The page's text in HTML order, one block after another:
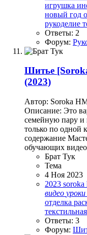
игрушка
новый год
рукоделие
Ответы: 2
Форум:
Шитье
(2023)
Автор: Soroka
Описание: Это
семейную пару и
только по одной
содержание
обучающих видео
Брат Тук
Тема
4 Ноя 2023
2023 soroka
видео уроки
отделка
Ответы: 3
Форум: